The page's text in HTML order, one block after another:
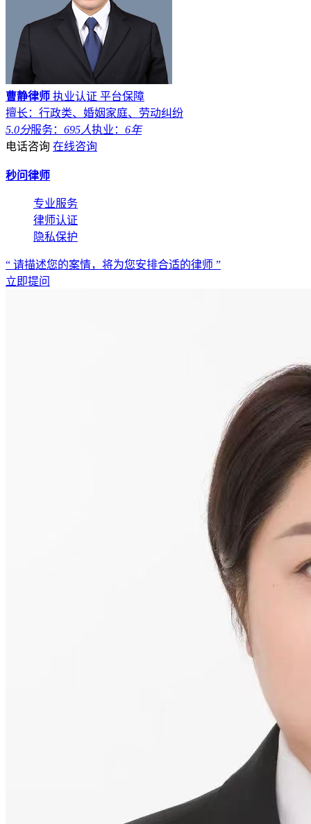
曹静律师 执业认证 平台保障
擅长：行政类、婚姻家庭、劳动纠纷
5.0分服务： 695人执业： 6年
电话咨询 在线咨询
秒问律师
专业服务
律师认证
隐私保护
“ 请描述您的案情，将为您安排合适的律师 ”
立即提问